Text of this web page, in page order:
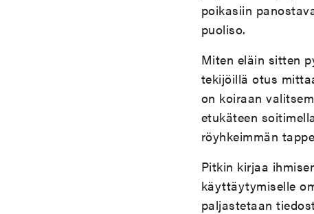
poikasiin
puoliso.
Miten eläin sitten
tekijöillä otus
on koiraan
etukäteen
röyhkeimmän
Pitkin kirjaa
käyttäytymiselle
paljastetaan